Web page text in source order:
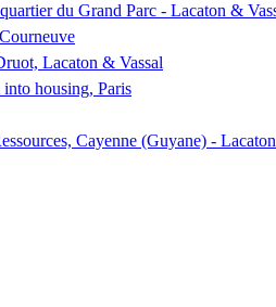
du Grand Parc - Lacaton &
Lacaton & Vassal
housing, Paris
Cayenne (Guyane) -